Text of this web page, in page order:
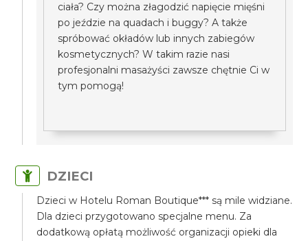
ciała? Czy można złagodzić napięcie mięśni
po jeździe na quadach i buggy? A także
spróbować okładów lub innych zabiegów
kosmetycznych? W takim razie nasi
profesjonalni masażyści zawsze chętnie Ci w
tym pomogą!
DZIECI
Dzieci w Hotelu Roman Boutique*** są mile widziane.
Dla dzieci przygotowano specjalne menu. Za
dodatkową opłatą możliwość organizacji opieki dla